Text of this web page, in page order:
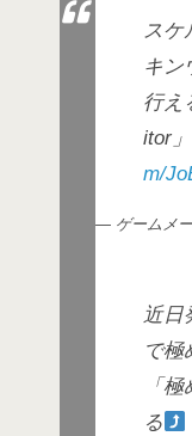
スケ
キン
行え
itor
m/
— ゲームメ
近日
で
「
る